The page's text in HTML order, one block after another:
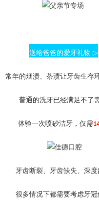
送给爸爸的爱牙礼物 ▷
常年的烟渍、茶渍让牙齿生存
普通的洗牙已经满足不了
体验一次喷砂洁牙 ，仅需
牙齿断裂、牙齿缺失、深度
很多情况下都需要考虑牙冠